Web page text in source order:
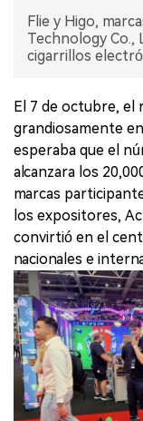
CHINA
EXPOSICIÓN
ENTREVISTA
Flie y Higo,
Technology Co.,
cigarrillos
El 7 de octubre, el
grandiosamente
esperaba que el
alcanzara los
marcas
los expositores,
convirtió en el
nacionales e